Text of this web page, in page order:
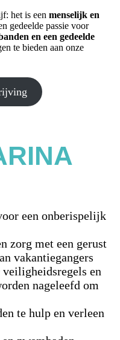
het is een menselijk en
gedeelde passie voor
en een gedeelde
te bieden aan onze
een onberispelijk
zorg met een gerust
vakantiegangers
en
nageleefd om
te hulp en verleen